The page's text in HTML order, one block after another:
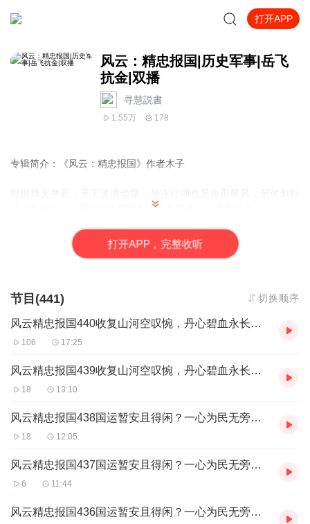
打开APP
风云：精忠报国|历史军事|岳飞
抗金|双播
寻慧説書
1.55万 178
专辑简介：《风云：精忠报国》作者木子
侠拯救苍生，还是为报仇雪恨不惜出卖灵魂，一错再错？
摆弄奇石花木，武墨弄瀚，丹青妙笔等之上，全无政通开明，一心
治国之能，以至于身边宵小窃国之徒周旋身侧，听信蔡京、童贯、
迎，跟风迎合；对外勾结外邦，贿赂番人，将收刮得来的民脂民膏
的负担，真是“妄耗百出，不可胜数。”诸多劣迹，崩塌而至，北宋气
数也将走向尽头。
吸血爪牙在江浙一带以“花石纲”的名义向朝廷进奉，江南四处可见拆
需。风云本是两兄弟，本书以二人的成长经历为主线，以他们不同
的遭遇为故事，善恶正邪只在一念之间，且品鉴本书带给大家的视
觉冲击与身临其境的紧张氛围，愿每一位心中的侠义不灭。
欢迎喜欢听岳飞等民族英雄抗金历史故事，喜欢听京味儿评书范儿
讲故事的朋友们收听订阅！
打开APP，完整收听
节目(441) 切换顺序
风云精忠报国440收复山河空叹惋，丹心碧血永长传（2）（完）
106 17:25
风云精忠报国439收复山河空叹惋，丹心碧血永长传（1）
18 13:10
风云精忠报国438国运暂安且得闲？一心为民无旁骛（4）
18 12:05
风云精忠报国437国运暂安且得闲？一心为民无旁骛（3）
6 11:44
风云精忠报国436国运暂安且得闲？一心为民无旁骛（2）